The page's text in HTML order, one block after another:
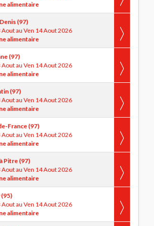
alimentaire
(97)
Aout au Ven 14 Aout 2026
alimentaire
(97)
Aout au Ven 14 Aout 2026
alimentaire
(97)
Aout au Ven 14 Aout 2026
alimentaire
France (97)
Aout au Ven 14 Aout 2026
alimentaire
Pitre (97)
Aout au Ven 14 Aout 2026
alimentaire
(95)
Aout au Ven 14 Aout 2026
alimentaire